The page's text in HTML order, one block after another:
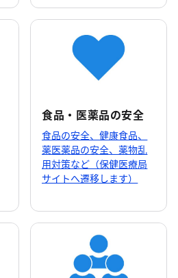
食品・医薬品の安全
食品の安全、健康食品、
薬医薬品の安全、薬物乱
用対策など（保健医療局
サイトへ遷移します）